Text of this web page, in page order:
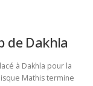
de Dakhla
à Dakhla pour la
Mathis termine